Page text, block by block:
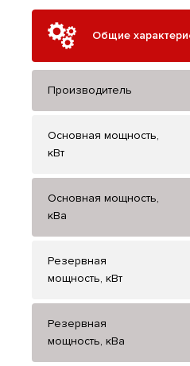
Общие
Производитель
Основная мощность,
кВт
Основная мощность,
кВа
Резервная
мощность, кВт
Резервная
мощность, кВа